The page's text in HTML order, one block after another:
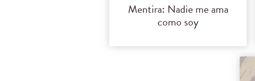
Mentira: Nadie me ama
como soy